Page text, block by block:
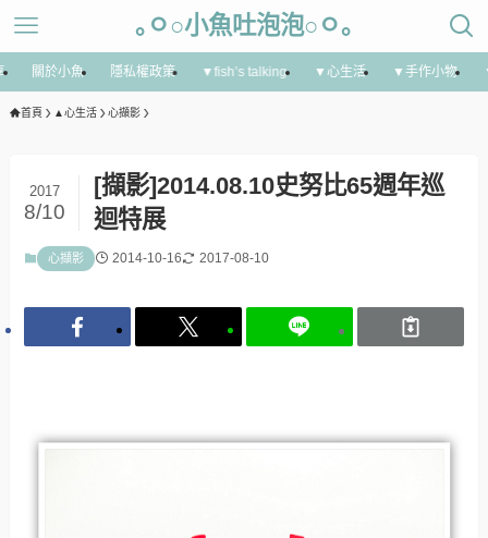
｡ㅇ○小魚吐泡泡○ㅇ｡
關於小魚 隱私權政策 ▼fish’s talking ▼心生活 ▼手作小物
首頁 ▲心生活 心擷影
[擷影]2014.08.10史努比65週年巡
迴特展
2017
8/10
心擷影 2014-10-16 2017-08-10